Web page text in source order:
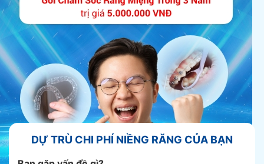
DỰ TRÙ CHI PHÍ NIỀNG RĂNG CỦA BẠN